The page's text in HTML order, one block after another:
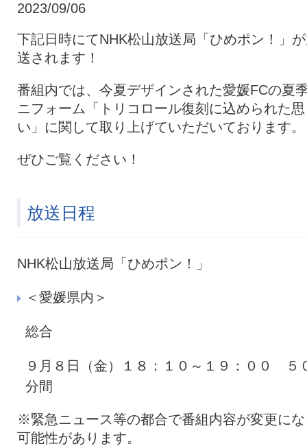
スポンサー グッズ
2023/09/06
下記日時にてNHK松山放送局「ひめポン！」
送されます！
番組内では、今夏デザインされた愛媛FCの夏
ニフォーム「トリコロール復刻に込められた思
い」に関して取り上げていただいております。
ぜひご覧ください！
放送日程
NHK松山放送局「ひめポン！」
＜愛媛県内＞
総合
９月８日（金）１８：１０～１９：００ ５
分間
※緊急ニュース等の都合で番組内容が変更に
可能性があります。